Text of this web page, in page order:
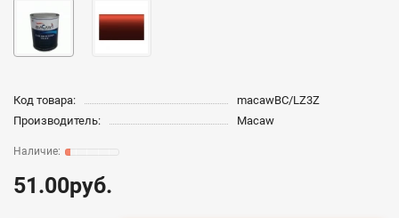
Код товара:
macawBC/LZ3Z
Производитель:
Macaw
51.00руб.